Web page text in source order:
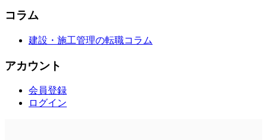
コラム
建設・施工管理の転職コラム
アカウント
会員登録
ログイン